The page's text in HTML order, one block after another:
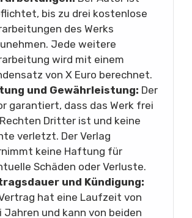
bis zu drei kostenlose
des Werks
Jede weitere
wird mit einem
von X Euro berechnet.
und Gewährleistung: Der
garantiert, dass das Werk frei
Dritter ist und keine
verletzt. Der Verlag
keine Haftung für
Schäden oder Verluste.
und Kündigung:
hat eine Laufzeit von
Jahren und kann von beiden